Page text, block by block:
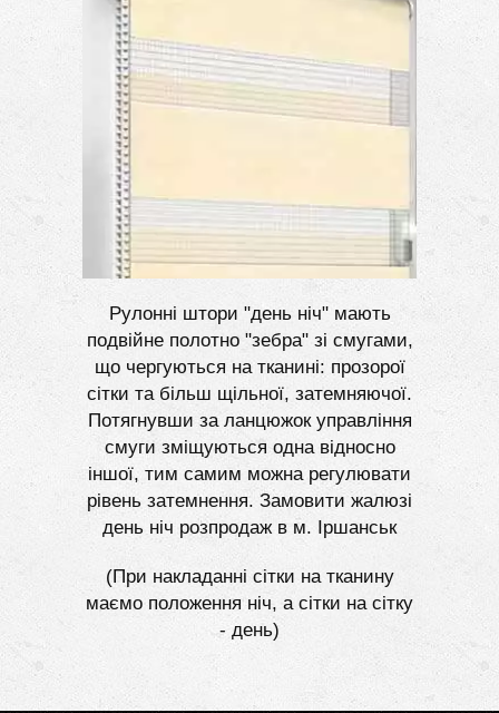
Рулонні штори "день ніч" мають
подвійне полотно "зебра" зі смугами,
що чергуються на тканині: прозорої
сітки та більш щільної, затемняючої.
Потягнувши за ланцюжок управління
смуги зміщуються одна відносно
іншої, тим самим можна регулювати
рівень затемнення. Замовити жалюзі
день ніч розпродаж в м. Іршанськ
(При накладанні сітки на тканину
маємо положення ніч, а сітки на сітку
- день)